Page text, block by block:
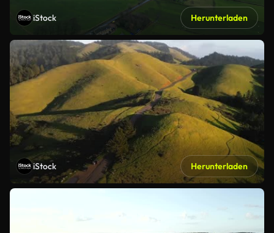
iStock Herunterladen
iStock Herunterladen